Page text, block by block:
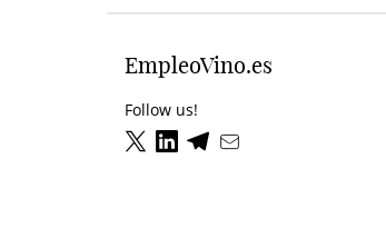
EmpleoVino.es
Follow us!